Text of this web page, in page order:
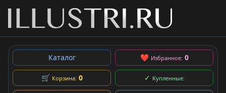
Каталог ❤ Избранное: 0
🛒 Корзина: 0 ✓ Купленные: